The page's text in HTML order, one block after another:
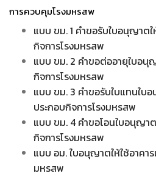
การควบคุมโรงมหรสพ
แบบ ขม. 1 คำขอรับใบอนุญาตใ
กิจการโรงมหรสพ
แบบ ขม. 2 คำขอต่ออายุใบอนุ
กิจการโรงมหรสพ
แบบ ขม. 3 คำขอรับใบแทนใบ
ประกอบกิจการโรงมหรสพ
แบบ ขม. 4 คำขอโอนใบอนุญาต
กิจการโรงมหรสพ
แบบ อม. ใบอนุญาตให้ใช้อาคา
มหรสพ